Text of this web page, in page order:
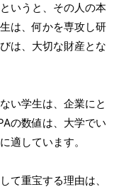
いうと、その人の本
は、何かを専攻し研
は、大切な財産とな
い学生は、企業にと
の数値は、大学でい
適しています。
て重宝する理由は、